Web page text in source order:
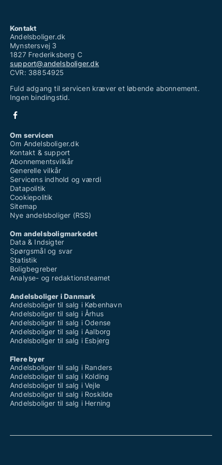
Kontakt
Andelsboliger.dk
Mynstersvej 3
1827 Frederiksberg C
support@andelsboliger.dk
CVR: 38854925
Fuld adgang til servicen kræver et løbende abonnement.
Ingen bindingstid.
Om servicen
Om Andelsboliger.dk
Kontakt & support
Abonnementsvilkår
Generelle vilkår
Servicens indhold og værdi
Datapolitik
Cookiepolitik
Sitemap
Nye andelsboliger (RSS)
Om andelsboligmarkedet
Data & Indsigter
Spørgsmål og svar
Statistik
Boligbegreber
Analyse- og redaktionsteamet
Andelsboliger i Danmark
Andelsboliger til salg i København
Andelsboliger til salg i Århus
Andelsboliger til salg i Odense
Andelsboliger til salg i Aalborg
Andelsboliger til salg i Esbjerg
Flere byer
Andelsboliger til salg i Randers
Andelsboliger til salg i Kolding
Andelsboliger til salg i Vejle
Andelsboliger til salg i Roskilde
Andelsboliger til salg i Herning